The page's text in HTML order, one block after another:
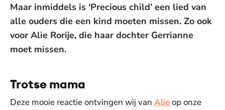
Maar inmiddels is ‘Precious child’ een lied van
alle ouders die een kind moeten missen. Zo ook
voor Alie Rorije, die haar dochter Gerrianne
moet missen.
Trotse mama
Deze mooie reactie ontvingen wij van Alieop onze